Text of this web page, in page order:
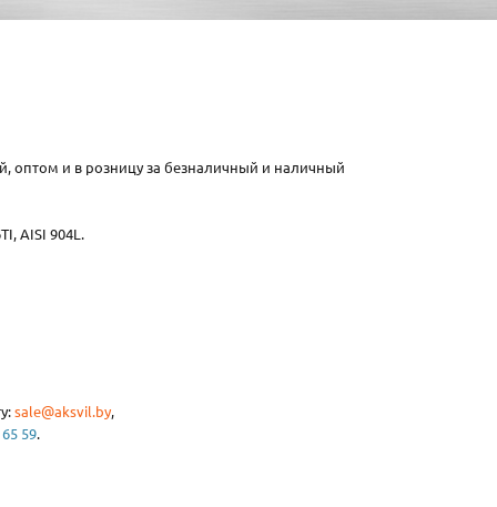
оптом и в розницу за безналичный и наличный
AISI 904L.
sale@aksvil.by,
59.